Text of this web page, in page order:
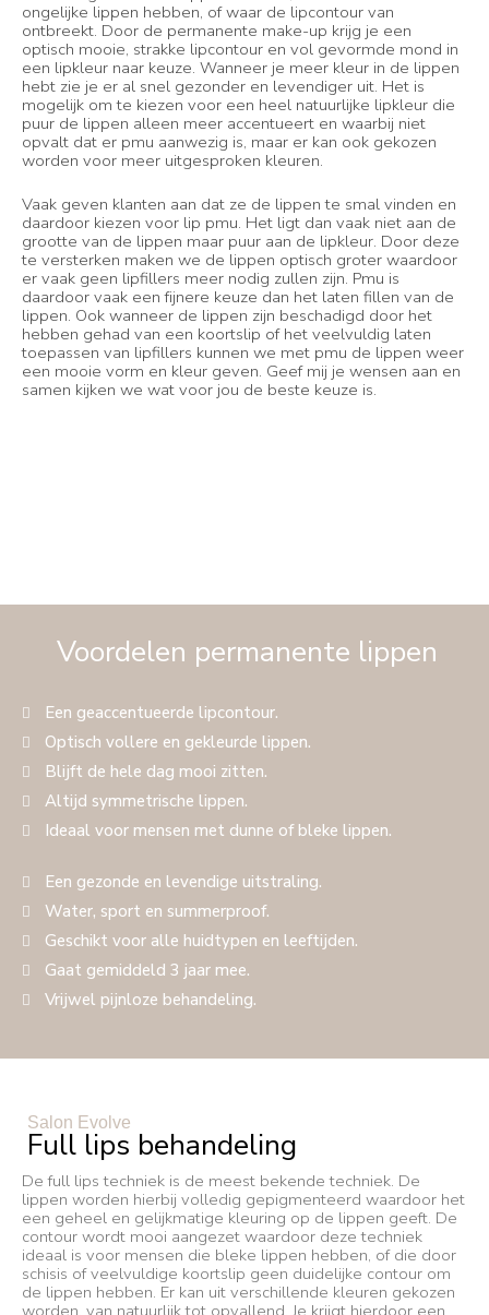
ongelijke lippen hebben, of waar de lipcontour van
ontbreekt. Door de permanente make-up krijg je een
optisch mooie, strakke lipcontour en vol gevormde mond in
een lipkleur naar keuze. Wanneer je meer kleur in de lippen
hebt zie je er al snel gezonder en levendiger uit. Het is
mogelijk om te kiezen voor een heel natuurlijke lipkleur die
puur de lippen alleen meer accentueert en waarbij niet
opvalt dat er pmu aanwezig is, maar er kan ook gekozen
worden voor meer uitgesproken kleuren.
Vaak geven klanten aan dat ze de lippen te smal vinden en
daardoor kiezen voor lip pmu. Het ligt dan vaak niet aan de
grootte van de lippen maar puur aan de lipkleur. Door deze
te versterken maken we de lippen optisch groter waardoor
er vaak geen lipfillers meer nodig zullen zijn. Pmu is
daardoor vaak een fijnere keuze dan het laten fillen van de
lippen. Ook wanneer de lippen zijn beschadigd door het
hebben gehad van een koortslip of het veelvuldig laten
toepassen van lipfillers kunnen we met pmu de lippen weer
een mooie vorm en kleur geven. Geef mij je wensen aan en
samen kijken we wat voor jou de beste keuze is.
Voordelen permanente lippen
Een geaccentueerde lipcontour.
Optisch vollere en gekleurde lippen.
Blijft de hele dag mooi zitten.
Altijd symmetrische lippen.
Ideaal voor mensen met dunne of bleke lippen.
Een gezonde en levendige uitstraling.
Water, sport en summerproof.
Geschikt voor alle huidtypen en leeftijden.
Gaat gemiddeld 3 jaar mee.
Vrijwel pijnloze behandeling.
Salon Evolve
Full lips behandeling
De full lips techniek is de meest bekende techniek. De
lippen worden hierbij volledig gepigmenteerd waardoor het
een geheel en gelijkmatige kleuring op de lippen geeft. De
contour wordt mooi aangezet waardoor deze techniek
ideaal is voor mensen die bleke lippen hebben, of die door
schisis of veelvuldige koortslip geen duidelijke contour om
de lippen hebben. Er kan uit verschillende kleuren gekozen
worden, van natuurlijk tot opvallend. Je krijgt hierdoor een